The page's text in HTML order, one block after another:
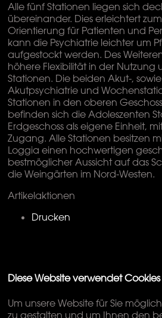
Alle fünf Stationen liegen sich
übereinander. Dies erleichtert
Orientierung für Patienten und
kann die Psychiatrie leichter um
aufgestockt werden. Des
höhere Flexibilität in der Nutzung
Stationen. Die beiden Akut-,
Akutpsychiatrie und
Stationen in den oberen
befinden sich die Adoleszenten
Erdgeschoss als eigene Einheit,
Zugang. Alle Stationen besitzen
Loggia einen hochwertigen
bestmöglicher Aussicht auf das
die Weingärten im Nord-Westen.
Artikelaktionen
Drucken
Diese Website verwendet Cookies
Um unsere Website für Sie
zu gestalten und um Ihnen den